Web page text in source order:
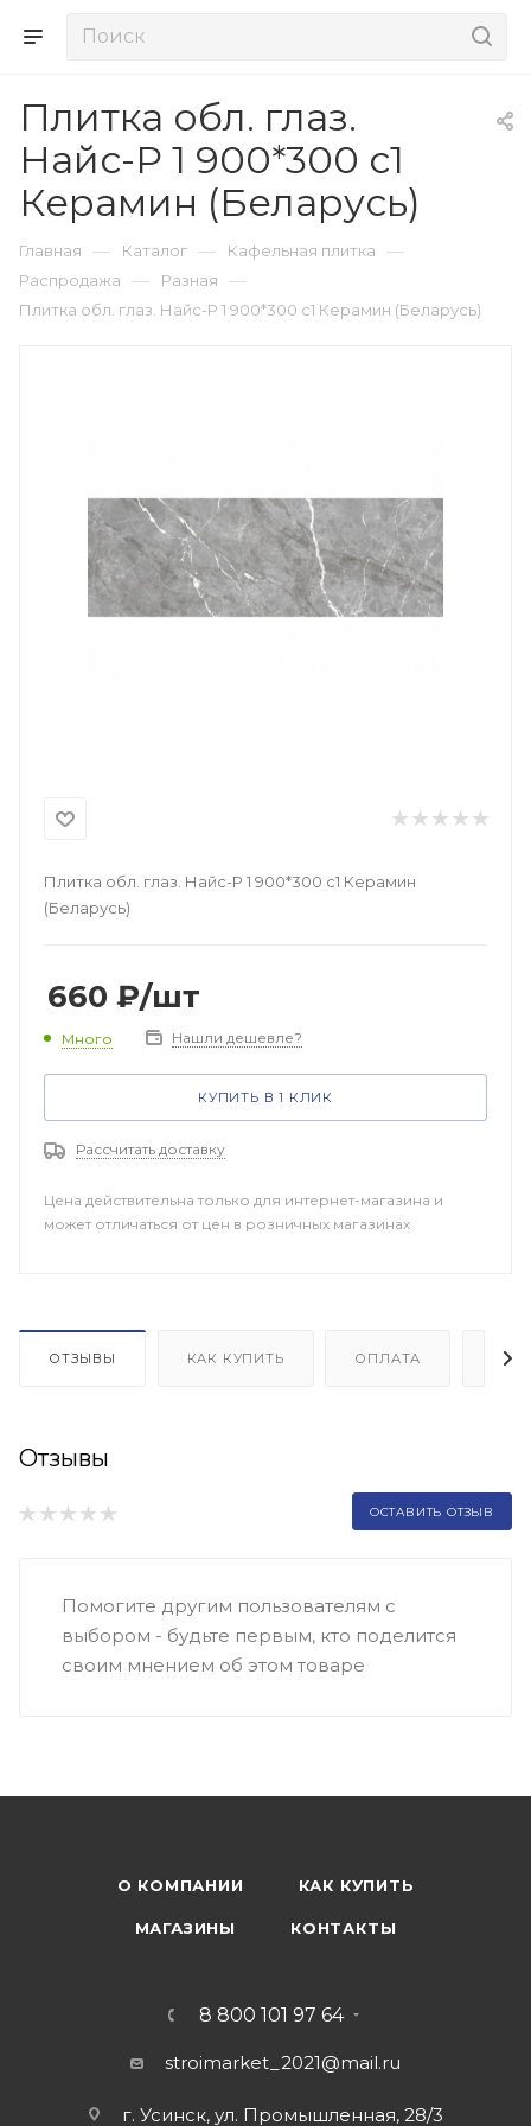
Плитка обл. глаз.
Найс-Р 1 900*300 с1
Керамин (Беларусь)
Главная — Каталог — Кафельная плитка —
Распродажа — Разная —
Плитка обл. глаз. Найс-Р 1 900*300 с1 Керамин (Беларусь)
Плитка обл. глаз. Найс-Р 1 900*300 с1 Керамин
(Беларусь)
660 ₽/шт
Много Нашли дешевле?
КУПИТЬ В 1 КЛИК
Рассчитать доставку
Цена действительна только для интернет-магазина и
может отличаться от цен в розничных магазинах
ОТЗЫВЫ КАК КУПИТЬ ОПЛАТА
Отзывы
ОСТАВИТЬ ОТЗЫВ
Помогите другим пользователям с
выбором - будьте первым, кто поделится
своим мнением об этом товаре
О КОМПАНИИ КАК КУПИТЬ
МАГАЗИНЫ КОНТАКТЫ
8 800 101 97 64
stroimarket_2021@mail.ru
г. Усинск, ул. Промышленная, 28/3